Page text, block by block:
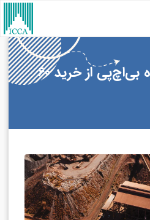
انصراف غافلگیرکننده بی‌اچ‌پی از خرید 60